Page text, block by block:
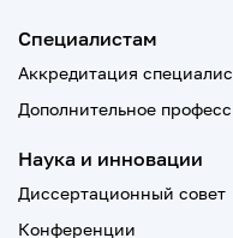
Специалистам
Аккредитация
Дополнительное
Наука и инновации
Диссертационный совет
Конференции